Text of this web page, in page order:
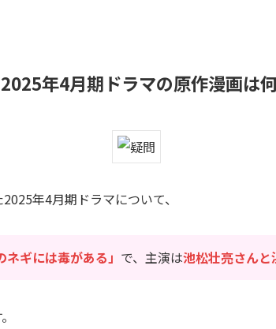
年4月期ドラマの原作漫画は
年4月期ドラマについて、
ネギには毒がある」 で、主演は池松壮亮さん